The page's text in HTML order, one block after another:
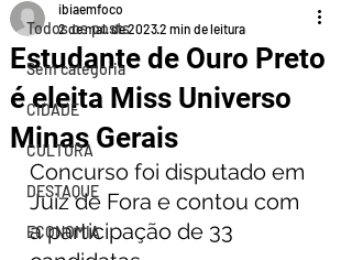
Todos os posts
Sem categoria
CIDADE
CULTURA
DESTAQUE
ECONOMIA
Estudante de Ouro Preto
é eleita Miss Universo
Minas Gerais
ibiaemfoco
2 de mai. de 20232 min de leitura
Concurso foi disputado em
Juiz de Fora e contou com
a participação de 33